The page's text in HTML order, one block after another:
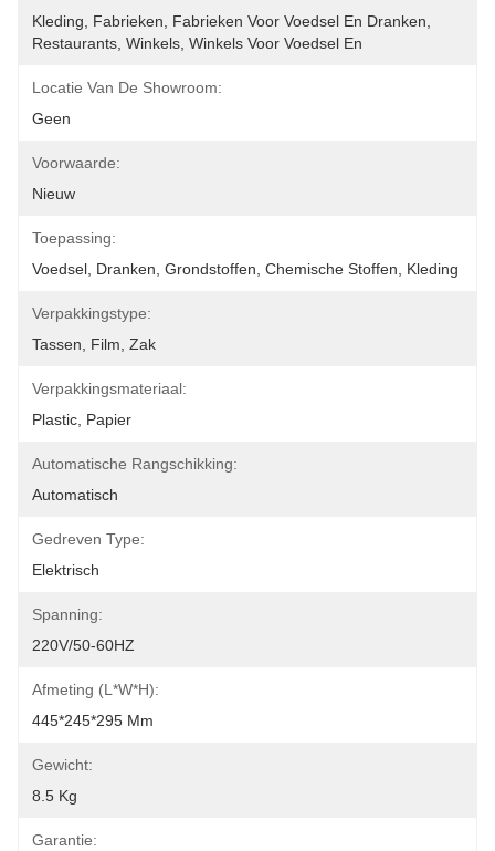
Kleding, Fabrieken, Fabrieken Voor Voedsel En Dranken,
Restaurants, Winkels, Winkels Voor Voedsel En
Locatie Van De Showroom:
Geen
Voorwaarde:
Nieuw
Toepassing:
Voedsel, Dranken, Grondstoffen, Chemische Stoffen, Kleding
Verpakkingstype:
Tassen, Film, Zak
Verpakkingsmateriaal:
Plastic, Papier
Automatische Rangschikking:
Automatisch
Gedreven Type:
Elektrisch
Spanning:
220V/50-60HZ
Afmeting (l*w*h):
445*245*295 Mm
Gewicht:
8.5 Kg
Garantie: